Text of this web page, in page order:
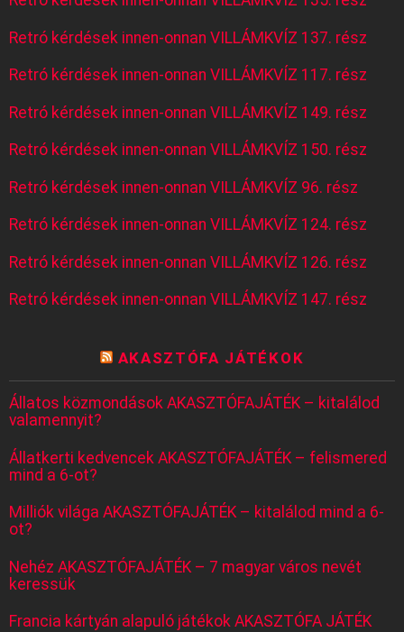
Retró kérdések innen-onnan VILLÁMKVÍZ 137. rész
Retró kérdések innen-onnan VILLÁMKVÍZ 117. rész
Retró kérdések innen-onnan VILLÁMKVÍZ 149. rész
Retró kérdések innen-onnan VILLÁMKVÍZ 150. rész
Retró kérdések innen-onnan VILLÁMKVÍZ 96. rész
Retró kérdések innen-onnan VILLÁMKVÍZ 124. rész
Retró kérdések innen-onnan VILLÁMKVÍZ 126. rész
Retró kérdések innen-onnan VILLÁMKVÍZ 147. rész
AKASZTÓFA JÁTÉKOK
Állatos közmondások AKASZTÓFAJÁTÉK – kitalálod
valamennyit?
Állatkerti kedvencek AKASZTÓFAJÁTÉK – felismered
mind a 6-ot?
Milliók világa AKASZTÓFAJÁTÉK – kitalálod mind a 6-
ot?
Nehéz AKASZTÓFAJÁTÉK – 7 magyar város nevét
keressük
Francia kártyán alapuló játékok AKASZTÓFA JÁTÉK